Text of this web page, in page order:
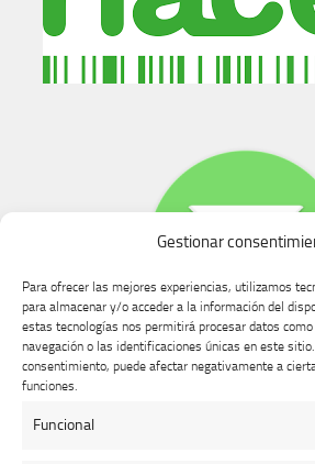
Gestionar
Para ofrecer las mejores experiencias, utilizamos
para almacenar y/o acceder a la información del
estas tecnologías nos permitirá procesar datos
navegación o las identificaciones únicas en este
consentimiento, puede afectar negativamente a
funciones.
Funcional
Buzón de dudas, quejas y